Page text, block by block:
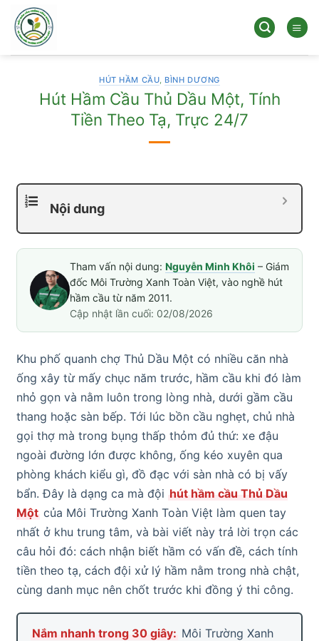
qua
dung
HÚT HẦM CẦU, BÌNH DƯƠNG
Hút Hầm Cầu Thủ Dầu Một, Tính
Tiền Theo Tạ, Trực 24/7
Nội dung
Tham vấn nội dung: Nguyễn Minh Khôi – Giám
đốc Môi Trường Xanh Toàn Việt, vào nghề hút
hầm cầu từ năm 2011.
Cập nhật lần cuối: 02/08/2026
Khu phố quanh chợ Thủ Dầu Một có nhiều căn nhà
ống xây từ mấy chục năm trước, hầm cầu khi đó làm
nhỏ gọn và nằm luôn trong lòng nhà, dưới gầm cầu
thang hoặc sàn bếp. Tới lúc bồn cầu nghẹt, chủ nhà
gọi thợ mà trong bụng thấp thỏm đủ thứ: xe đậu
ngoài đường lớn được không, ống kéo xuyên qua
phòng khách kiểu gì, đồ đạc với sàn nhà có bị vấy
bẩn. Đây là dạng ca mà đội hút hầm cầu Thủ Dầu
Một của Môi Trường Xanh Toàn Việt làm quen tay
nhất ở khu trung tâm, và bài viết này trả lời trọn các
câu hỏi đó: cách nhận biết hầm có vấn đề, cách tính
tiền theo tạ, cách đội xử lý hầm nằm trong nhà chật,
cùng danh mục nên chốt trước khi đồng ý thi công.
Nắm nhanh trong 30 giây: Môi Trường Xanh